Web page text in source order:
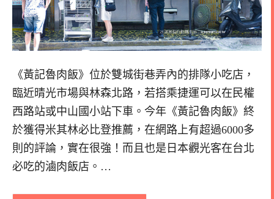
《黃記魯肉飯》位於雙城街巷弄內的排隊小吃店，
臨近晴光市場與林森北路，若搭乘捷運可以在民權
西路站或中山國小站下車。今年《黃記魯肉飯》終
於獲得米其林必比登推薦，在網路上有超過6000多
則的評論，實在很強！而且也是日本觀光客在台北
必吃的滷肉飯店。…